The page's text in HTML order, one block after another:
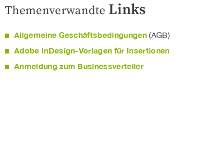
Themenverwandte Links
Allgemeine Geschäftsbedingungen(AGB)
Adobe InDesign-Vorlagen für Insertionen
Anmeldung zum Businessverteiler